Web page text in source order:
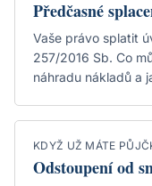
Předčasné
Vaše právo splatit
257/2016 Sb. Co
náhradu nákladů a
KDYŽ UŽ MÁTE
Odstoupení od